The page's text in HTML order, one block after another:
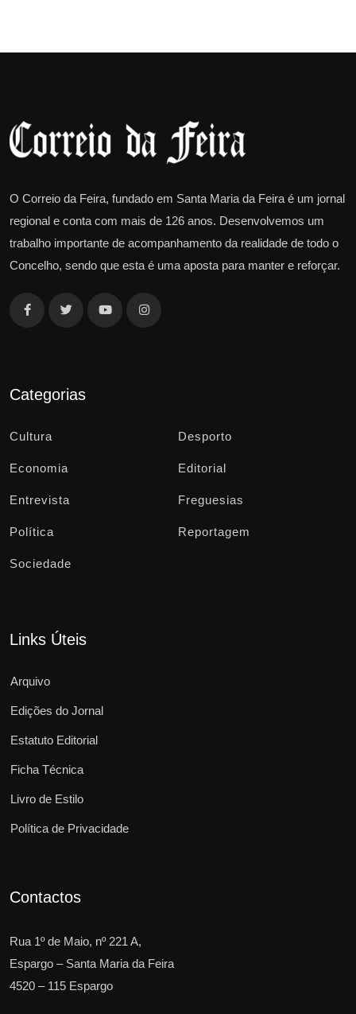
O Correio da Feira, fundado em Santa Maria da Feira é um jornal
regional e conta com mais de 126 anos. Desenvolvemos um
trabalho importante de acompanhamento da realidade de todo o
Concelho, sendo que esta é uma aposta para manter e reforçar.
Categorias
Cultura Desporto
Economia Editorial
Entrevista Freguesias
Política Reportagem
Sociedade
Links Úteis
Arquivo
Edições do Jornal
Estatuto Editorial
Ficha Técnica
Livro de Estilo
Política de Privacidade
Contactos
Rua 1º de Maio, nº 221 A,
Espargo – Santa Maria da Feira
4520 – 115 Espargo